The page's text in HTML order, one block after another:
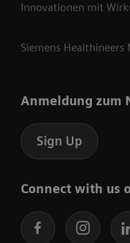
Innovationen mit
Siemens Healthineers
Anmeldung zum
Sign Up
Connect with us